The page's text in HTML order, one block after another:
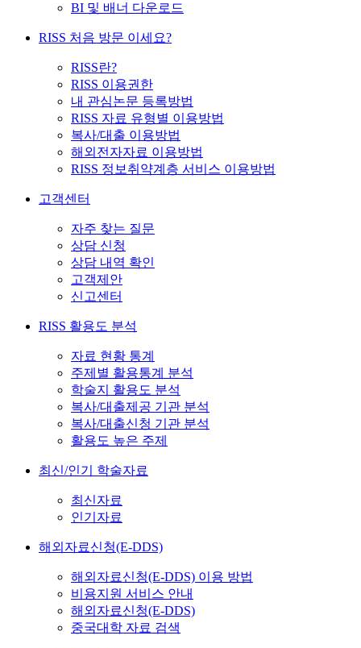
BI 및 배너 다운로드
RISS 처음 방문 이세요?
RISS란?
RISS 이용권한
내 관심논문 등록방법
RISS 자료 유형별 이용방법
복사/대출 이용방법
해외전자자료 이용방법
RISS 정보취약계층 서비스 이용방법
고객센터
자주 찾는 질문
상담 신청
상담 내역 확인
고객제안
신고센터
RISS 활용도 분석
자료 현황 통계
주제별 활용통계 분석
학술지 활용도 분석
복사/대출제공 기관 분석
복사/대출신청 기관 분석
활용도 높은 주제
최신/인기 학술자료
최신자료
인기자료
해외자료신청(E-DDS)
해외자료신청(E-DDS) 이용 방법
비용지원 서비스 안내
해외자료신청(E-DDS)
중국대학 자료 검색